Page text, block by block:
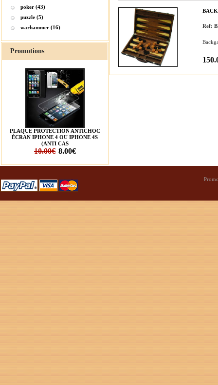
poker (43)
puzzle (5)
warhammer (16)
Promotions
PLAQUE PROTECTION ANTICHOC
ÉCRAN IPHONE 4 OU IPHONE 4S
(ANTI CAS
10.00€ 8.00€
Ref: